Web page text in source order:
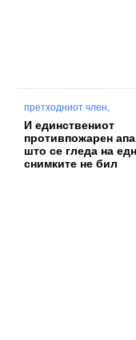
претходниот член,
И единствениот
противпожарен
што се гледа на
снимките не бил